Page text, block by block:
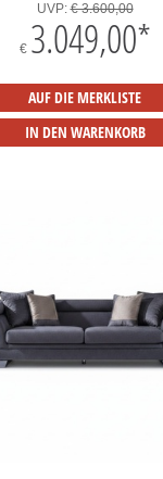
UVP:€ 3.600,00
€ 3.049,00*
AUF DIE MERKLISTE
IN DEN WARENKORB